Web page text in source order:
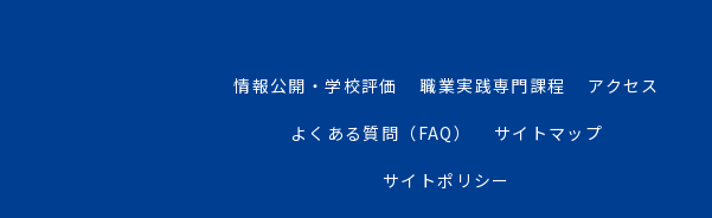
情報公開・学校評価 職業実践専門課程
アクセス
よくある質問（FAQ）
サイトマップ
サイトポリシー